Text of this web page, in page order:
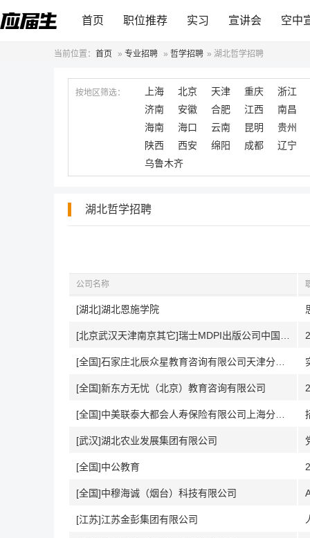
首页 职位推荐 实习 宣讲会 空中
当前位置： 首页 » 专业招聘 » 哲学招聘 » 湖北哲学招聘
按地区筛选： 上海 北京 天津 重庆
浙江
济南
安徽 合肥 江西
南昌
海南
海口 云南 昆明
贵州
陕西
西安 绵阳 成都
辽宁
乌鲁木齐
湖北哲学招聘
公司名称
[湖北]湖北恩施学院
[全国]新东方无忧（北京）教育咨询有限公司
[武汉]湖北农业发展集团有限公司
[全国]中公教育
[全国]中穆海诚（烟台）科技有限公司
[江苏]江苏金彭集团有限公司